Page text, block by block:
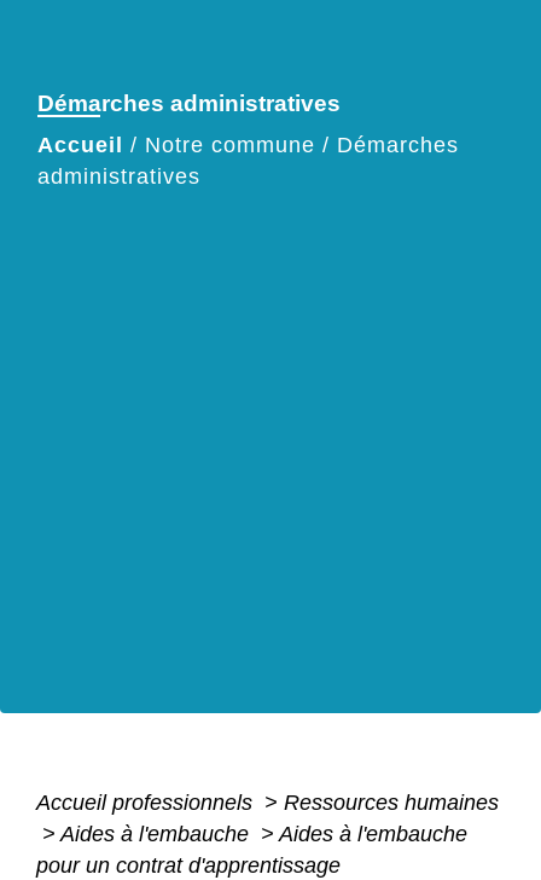
Démarches administratives
Accueil / Notre commune / Démarches
administratives
Accueil professionnels > Ressources humaines
> Aides à l'embauche > Aides à l'embauche
pour un contrat d'apprentissage